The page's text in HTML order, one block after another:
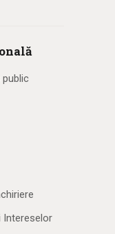
Intereselor